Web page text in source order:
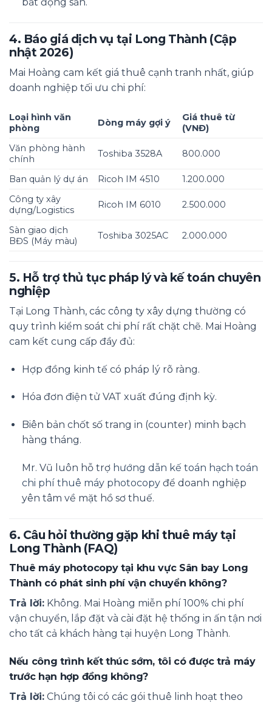
4. Báo giá dịch vụ tại Long Thành (Cập
nhật 2026)
Mai Hoàng cam kết giá thuê cạnh tranh nhất, giúp
doanh nghiệp tối ưu chi phí:
Loại hình văn
phòng
Dòng máy gợi ý
Giá thuê từ
(VNĐ)
Văn phòng hành
chính
Toshiba 3528A 800.000
Ban quản lý dự án Ricoh IM 4510
1.200.000
Công ty xây
dựng/Logistics
Ricoh IM 6010 2.500.000
Sàn giao dịch
BĐS (Máy màu)
Toshiba 3025AC 2.000.000
5. Hỗ trợ thủ tục pháp lý và kế toán chuyên
nghiệp
Tại Long Thành, các công ty xây dựng thường có
quy trình kiểm soát chi phí rất chặt chẽ. Mai Hoàng
cam kết cung cấp đầy đủ:
Hợp đồng kinh tế có pháp lý rõ ràng.
Hóa đơn điện tử VAT xuất đúng định kỳ.
Biên bản chốt số trang in (counter) minh bạch
hàng tháng.
Mr. Vũ luôn hỗ trợ hướng dẫn kế toán hạch toán
chi phí thuê máy photocopyđể doanh nghiệp
yên tâm về mặt hồ sơ thuế.
6. Câu hỏi thường gặp khi thuê máy tại
Long Thành (FAQ)
Thuê máy photocopy tại khu vực Sân bay Long
Thành có phát sinh phí vận chuyển không?
Trả lời: Không. Mai Hoàng miễn phí 100% chi phí
vận chuyển, lắp đặt và cài đặt hệ thống in ấn tận nơi
cho tất cả khách hàng tại huyện Long Thành.
Nếu công trình kết thúc sớm, tôi có được trả máy
trước hạn hợp đồng không?
Trả lời: Chúng tôi có các gói thuê linh hoạt theo